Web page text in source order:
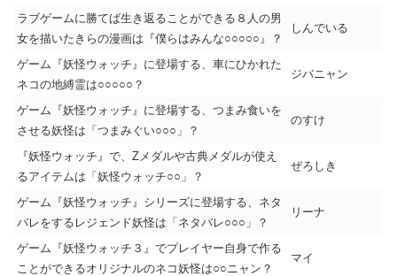
ラブゲームに勝てば生き返ることができる８人の男
女を描いたきらの漫画は『僕らはみんな○○○○○』？
しんでいる
ゲーム『妖怪ウォッチ』に登場する、車にひかれた
ネコの地縛霊は○○○○○？
ジバニャン
ゲーム『妖怪ウォッチ』に登場する、つまみ食いを
させる妖怪は「つまみぐい○○○」？
のすけ
『妖怪ウォッチ』で、Zメダルや古典メダルが使え
るアイテムは「妖怪ウォッチ○○」？
ぜろしき
ゲーム『妖怪ウォッチ』シリーズに登場する、ネタ
バレをするレジェンド妖怪は「ネタバレ○○○」？
リーナ
ゲーム『妖怪ウォッチ３』でプレイヤー自身で作る
ことができるオリジナルのネコ妖怪は○○ニャン？
マイ